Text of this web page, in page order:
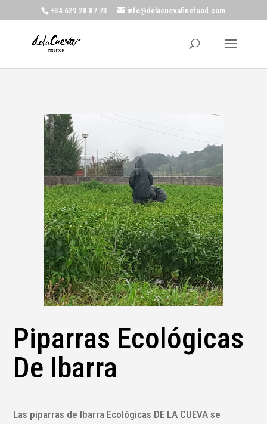
+34 629 28 87 73 info@delacuevafinefood.com
Piparras Ecológicas
De Ibarra
Las piparras de Ibarra Ecológicas DE LA CUEVA se